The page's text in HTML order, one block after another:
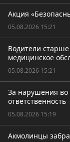
Акция
05.08.2026 15:21
Водители
медицинское
05.08.2026 15:21
За нарушения во
ответственность
05.08.2026 15:19
Акмолинцы